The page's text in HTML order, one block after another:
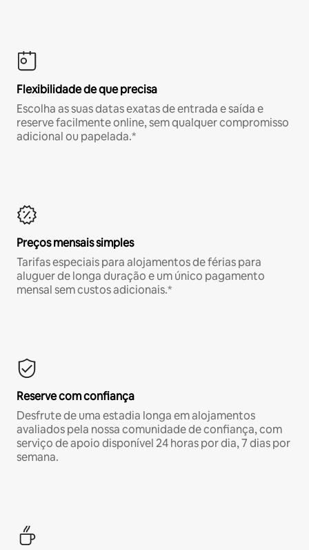
Flexibilidade de que precisa
Escolha as suas datas exatas de entrada e saída e
reserve facilmente online, sem qualquer compromisso
adicional ou papelada.*
Preços mensais simples
Tarifas especiais para alojamentos de férias para
aluguer de longa duração e um único pagamento
mensal sem custos adicionais.*
Reserve com confiança
Desfrute de uma estadia longa em alojamentos
avaliados pela nossa comunidade de confiança, com
serviço de apoio disponível 24 horas por dia, 7 dias por
semana.